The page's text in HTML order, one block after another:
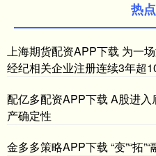
热
上海期货配资APP下载 为一
经纪相关企业注册连续3年超
配亿多配资APP下载 A股进入
产确定性
金多多策略APP下载 “变”“拓